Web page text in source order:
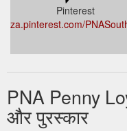
Pinterest
za.pinterest.com/
PNA Penny
और पुरस्कार